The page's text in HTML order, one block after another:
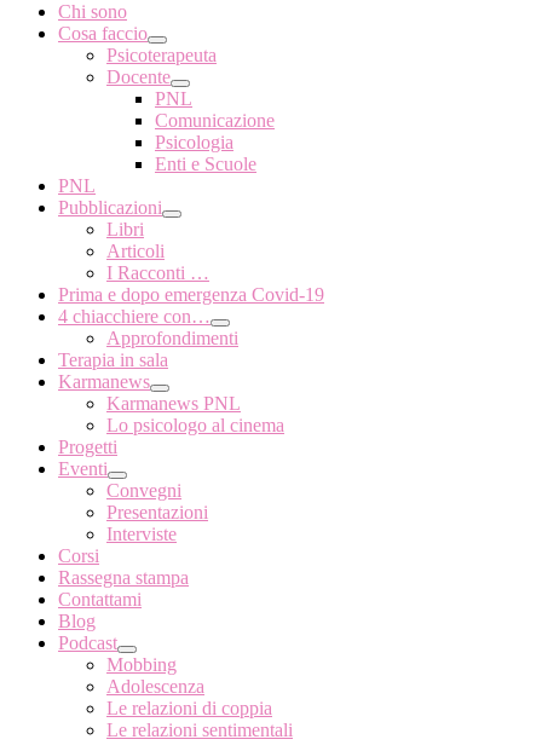
Chi sono
Cosa faccio
Psicoterapeuta
Docente
PNL
Comunicazione
Psicologia
Enti e Scuole
PNL
Pubblicazioni
Libri
Articoli
I Racconti …
Prima e dopo emergenza Covid-19
4 chiacchiere con…
Approfondimenti
Terapia in sala
Karmanews
Karmanews PNL
Lo psicologo al cinema
Progetti
Eventi
Convegni
Presentazioni
Interviste
Corsi
Rassegna stampa
Contattami
Blog
Podcast
Mobbing
Adolescenza
Le relazioni di coppia
Le relazioni sentimentali